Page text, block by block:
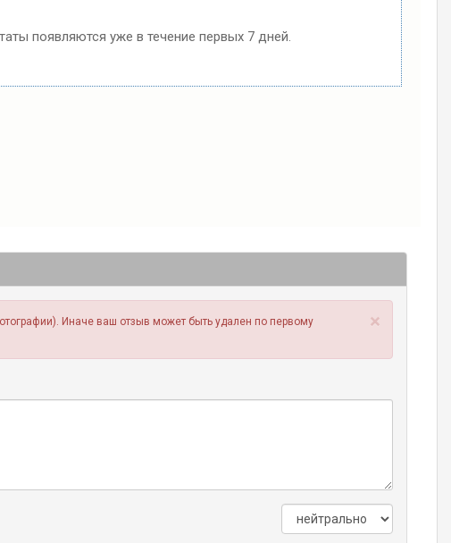
появляются уже в течение первых 7 дней.
×
Иначе ваш отзыв может быть удален по первому